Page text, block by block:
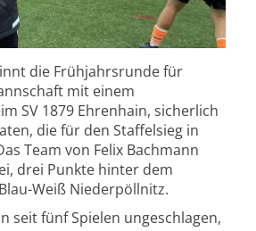
die Frühjahrsrunde für
mit einem
SV 1879 Ehrenhain, sicherlich
die für den Staffelsieg in
Team von Felix Bachmann
drei Punkte hinter dem
Weiß Niederpöllnitz.
seit fünf Spielen ungeschlagen,